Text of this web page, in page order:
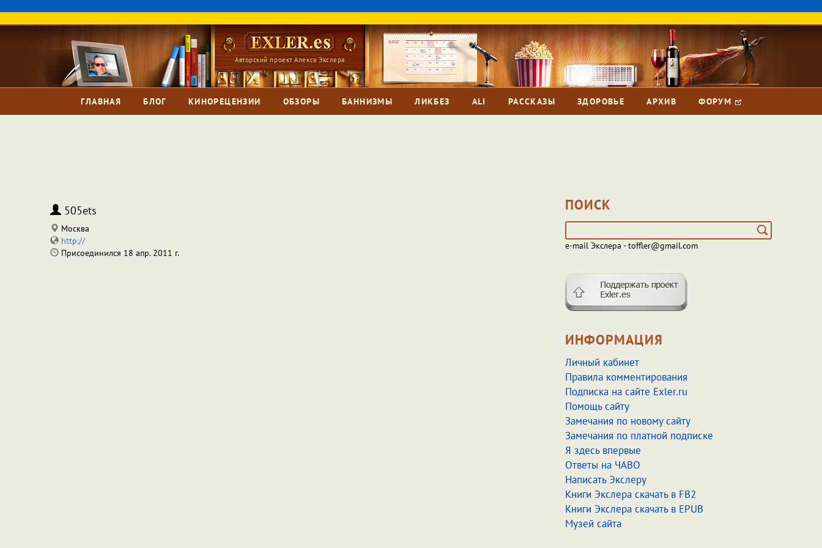
Авторский проект Алекса Экслера
ГЛАВНАЯ БЛОГ КИНОРЕЦЕНЗИИ ОБЗОРЫ БАННИЗМЫ ЛИКБЕЗ ALI РАССКАЗЫ ЗДОРОВЬЕ АРХИВ ФОРУМ
505ets
Москва
http://
Присоединился 18 апр. 2011 г.
ПОИСК
e-mail Экслера - toffler@gmail.com
ИНФОРМАЦИЯ
Личный кабинет
Правила комментирования
Подписка на сайте Exler.ru
Помощь сайту
Замечания по новому сайту
Замечания по платной подписке
Я здесь впервые
Ответы на ЧАВО
Написать Экслеру
Книги Экслера скачать в FB2
Книги Экслера скачать в EPUB
Музей сайта